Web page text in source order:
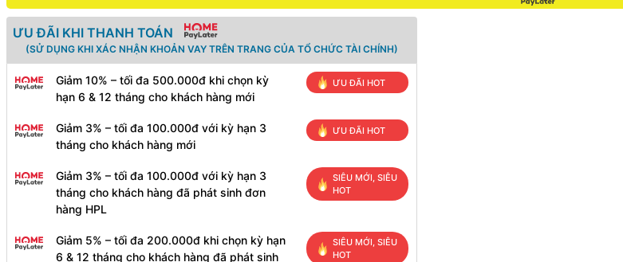
ƯU ĐÃI KHI THANH TOÁN
(SỬ DỤNG KHI XÁC NHẬN KHOẢN VAY TRÊN TRANG CỦA TỔ CHỨC TÀI CHÍNH)
Giảm 10% – tối đa 500.000đ khi chọn kỳ
hạn 6 & 12 tháng cho khách hàng mới
ƯU ĐÃI HOT
Giảm 3% – tối đa 100.000đ với kỳ hạn 3
tháng cho khách hàng mới
ƯU ĐÃI HOT
Giảm 3% – tối đa 100.000đ với kỳ hạn 3
tháng cho khách hàng đã phát sinh đơn
hàng HPL
SIÊU MỚI, SIÊU
HOT
Giảm 5% – tối đa 200.000đ khi chọn kỳ hạn
6 & 12 tháng cho khách hàng đã phát sinh
SIÊU MỚI, SIÊU
HOT